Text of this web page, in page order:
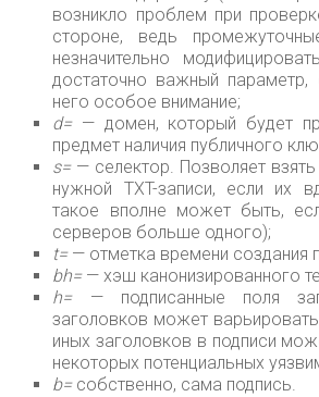
возникло проблем при
стороне, ведь
незначительно
достаточно важный параметр,
него особое внимание;
d=— домен, который будет
предмет наличия публичного
s=— селектор. Позволяет
нужной TXT-записи, если их
такое вполне может быть,
серверов больше одного);
t=— отметка времени создания
bh=— хэш канонизированного
h=— подписанные поля
заголовков может
иных заголовков в подписи
некоторых потенциальных
b=собственно, сама подпись.